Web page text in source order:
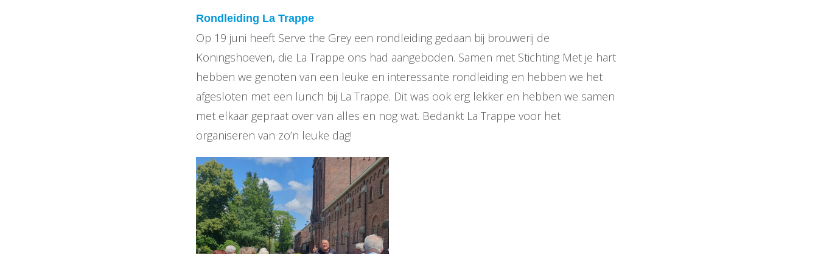
Rondleiding La Trappe
Op 19 juni heeft Serve the Grey een rondleiding gedaan bij brouwerij de
Koningshoeven, die La Trappe ons had aangeboden. Samen met Stichting Met je hart
hebben we genoten van een leuke en interessante rondleiding en hebben we het
afgesloten met een lunch bij La Trappe. Dit was ook erg lekker en hebben we samen
met elkaar gepraat over van alles en nog wat. Bedankt La Trappe voor het
organiseren van zo’n leuke dag!